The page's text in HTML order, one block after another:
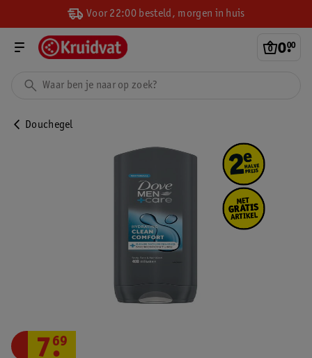
Voor 22:00 besteld, morgen in huis
0.
00
Douchegel
7.
69